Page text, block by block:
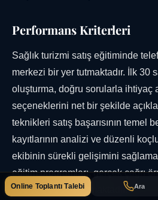
Performans Kriterleri
Sağlık turizmi satış eğitiminde
merkezi bir yer tutmaktadır. İlk 30
oluşturma, doğru sorularla ihtiyaç
seçeneklerini net bir şekilde
teknikleri satış başarısının temel
kayıtlarının analizi ve düzenli
ekibinin sürekli gelişimini
eğitim programları, gerçek çağrı
yapma imkanı sunmaktadır.
Ara
Online Toplantı Talebi